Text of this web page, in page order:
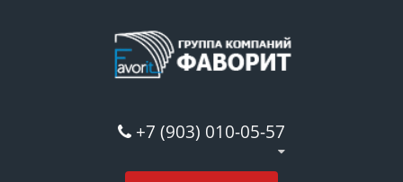
+7 (903) 010-05-57